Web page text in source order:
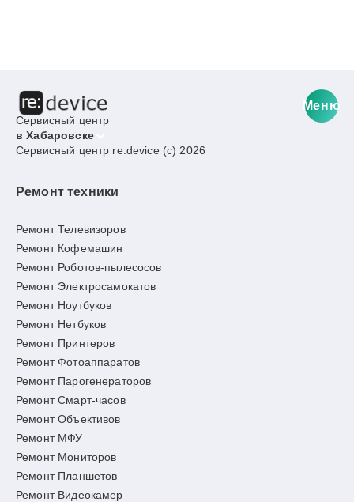
Сервисный центр
в Хабаровске
Меню
Сервисный центр re:device (c) 2026
Ремонт техники
Ремонт Телевизоров
Ремонт Кофемашин
Ремонт Роботов-пылесосов
Ремонт Электросамокатов
Ремонт Ноутбуков
Ремонт Нетбуков
Ремонт Принтеров
Ремонт Фотоаппаратов
Ремонт Парогенераторов
Ремонт Смарт-часов
Ремонт Объективов
Ремонт МФУ
Ремонт Мониторов
Ремонт Планшетов
Ремонт Видеокамер